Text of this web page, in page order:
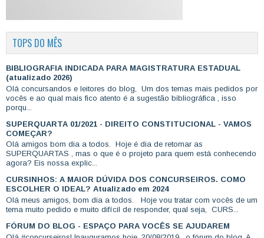
TOPS DO MÊS
BIBLIOGRAFIA INDICADA PARA MAGISTRATURA ESTADUAL
(atualizado 2026)
Olá concursandos e leitores do blog, Um dos temas mais pedidos por
vocês e ao qual mais fico atento é a sugestão bibliográfica , isso
porqu...
SUPERQUARTA 01/2021 - DIREITO CONSTITUCIONAL - VAMOS
COMEÇAR?
Olá amigos bom dia a todos. Hoje é dia de retomar as
SUPERQUARTAS , mas o que é o projeto para quem está conhecendo
agora? Eis nossa explic...
CURSINHOS: A MAIOR DÚVIDA DOS CONCURSEIROS. COMO
ESCOLHER O IDEAL? Atualizado em 2024
Olá meus amigos, bom dia a todos. Hoje vou tratar com vocês de um
tema muito pedido e muito difícil de responder, qual seja, CURS...
FÓRUM DO BLOG - ESPAÇO PARA VOCÊS SE AJUDAREM